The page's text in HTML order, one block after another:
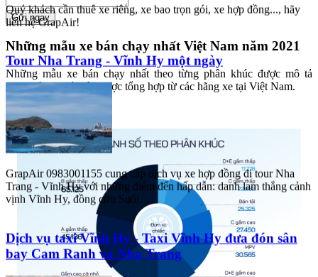
Quý khách cần thuê xe riêng, xe bao trọn gói, xe hợp đồng..., hãy
liên hệ GrapAir!
Tour Nha Trang - Vĩnh Hy một ngày
GrapAir 0983001155 cung cấp dịch vụ xe hợp đồng đi tour Nha
Trang - Vĩnh Hy với những điểm đến hấp dẫn: danh lam thắng cảnh
vịnh Vĩnh Hy, đồng cừu Suối…
Dịch vụ taxi Vĩnh Hy - Taxi Vĩnh Hy đưa đón sân
bay Cam Ranh và Nha Trang
Gửi ngay
Những mẫu xe bán chạy nhất Việt Nam năm 2021
Những mẫu xe bán chạy nhất theo từng phân khúc được mô tả
trong bảng dưới đây được tổng hợp từ các hãng xe tại Việt Nam.